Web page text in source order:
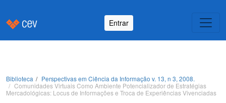
Entrar
Biblioteca
Perspectivas em Ciência da Informação v. 13, n 3, 2008.
Comunidades Virtuais Como Ambiente Potencializador de Estratégias
Mercadológicas: Locus de Informações e Troca de Experiências Vivenciadas